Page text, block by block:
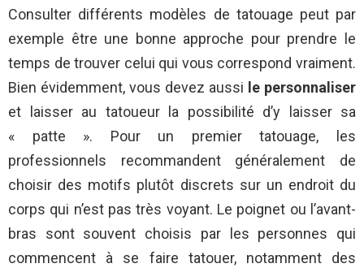
Consulter différents modèles de tatouage peut par
exemple être une bonne approche pour prendre le
temps de trouver celui qui vous correspond vraiment.
Bien évidemment, vous devez aussi le personnaliser
et laisser au tatoueur la possibilité d’y laisser sa
« patte ». Pour un premier tatouage, les
professionnels recommandent généralement de
choisir des motifs plutôt discrets sur un endroit du
corps qui n’est pas très voyant. Le poignet ou l’avant-
bras sont souvent choisis par les personnes qui
commencent à se faire tatouer, notamment des